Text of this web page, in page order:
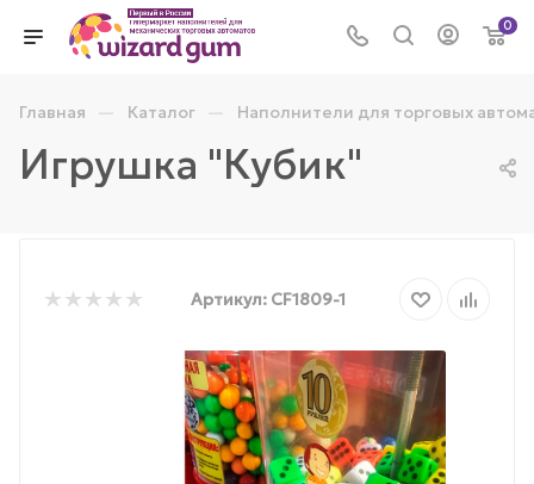
0
Главная — Каталог — Наполнители для торговых
Игрушка "Кубик"
Артикул: CF1809-1